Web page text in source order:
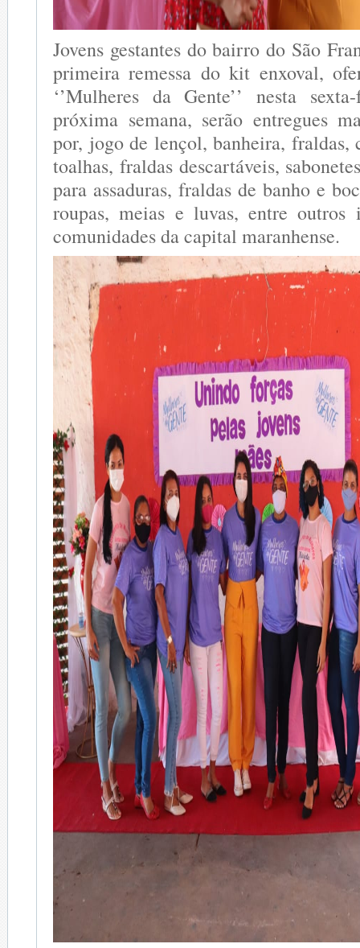
Jovens gestantes do bairro do São
primeira remessa do kit enxoval,
‘’Mulheres da Gente’’ nesta
próxima semana, serão entregues
por, jogo de lençol, banheira, fraldas,
toalhas, fraldas descartáveis,
para assaduras, fraldas de banho e
roupas, meias e luvas, entre outros
comunidades da capital maranhense.